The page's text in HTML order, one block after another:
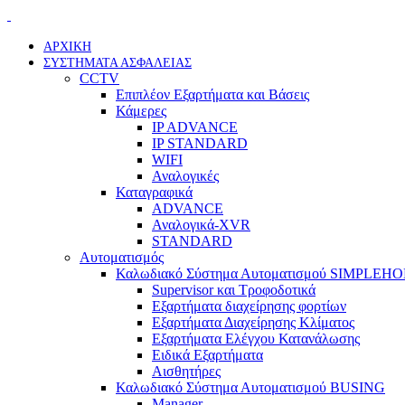
ΑΡΧΙΚΗ
ΣΥΣΤΗΜΑΤΑ ΑΣΦΑΛΕΙΑΣ
CCTV
Επιπλέον Εξαρτήματα και Βάσεις
Κάμερες
IP ADVANCE
IP STANDARD
WIFI
Αναλογικές
Καταγραφικά
ADVANCE
Αναλογικά-XVR
STANDARD
Αυτοματισμός
Καλωδιακό Σύστημα Αυτοματισμού
Supervisor και Τροφοδοτικά
Εξαρτήματα διαχείρησης φορτίων
Εξαρτήματα Διαχείρησης Κλίματος
Εξαρτήματα Ελέγχου Κατανάλωσης
Ειδικά Εξαρτήματα
Αισθητήρες
Καλωδιακό Σύστημα Αυτοματισμού BUSING